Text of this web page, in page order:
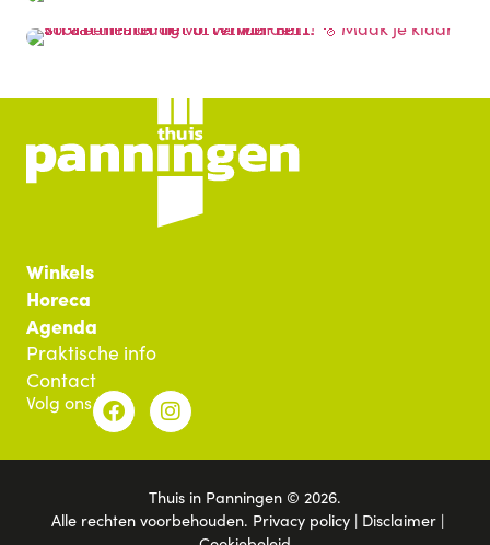
Winkels
Horeca
Agenda
Praktische info
Contact
Volg ons
Thuis in Panningen © 2026.
Alle rechten voorbehouden. Privacy policy| Disclaimer|